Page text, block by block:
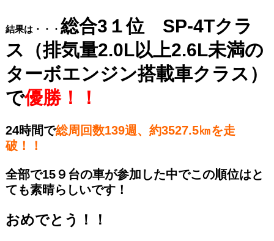
結果は・・・ 総合3１位 SP-4Tクラ
ス（排気量2.0L以上2.6L未満の
ターボエンジン搭載車クラス）
で優勝！！
24時間で総周回数139週、約3527.5㎞を走
破！！
全部で15９台の車が参加した中でこの順位はと
ても素晴らしいです！
おめでとう！！